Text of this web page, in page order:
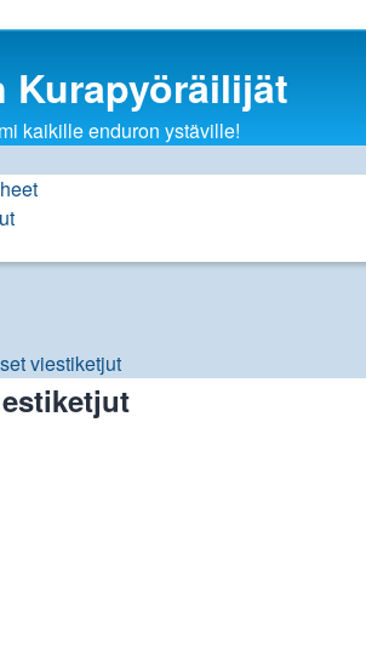
Kurapyöräilijät
kaikille enduron ystäville!
viestiketjut